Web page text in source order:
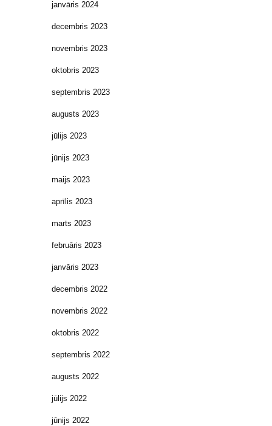
janvāris 2024
decembris 2023
novembris 2023
oktobris 2023
septembris 2023
augusts 2023
jūlijs 2023
jūnijs 2023
maijs 2023
aprīlis 2023
marts 2023
februāris 2023
janvāris 2023
decembris 2022
novembris 2022
oktobris 2022
septembris 2022
augusts 2022
jūlijs 2022
jūnijs 2022